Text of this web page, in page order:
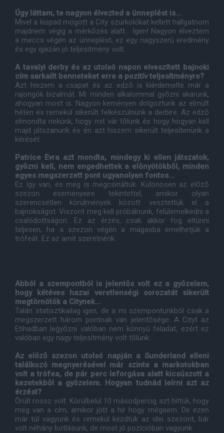
Úgy láttam, te nagyon élvezted a ünneplést is...
Mivel a kispad mögött a City szurkolókat kellett hallgatnom
majdnem végig a mérkõzés alatt... Igen! Nagyon élveztem
a meccs végén az ünneplést, ez egy nagyszerû eredmény
és egy igazán jó teljesítmény volt.
A tavalyi derby és az utolsó napon elveszített bajnoki
cím sarkallt benneteket erre a pozitív teljesítményre?
Azt hiszem a csapat és az edzõ is kiérdemelte már a
rajongók bizalmát. Mi minden alkalommal gyõzni akarunk,
ahogyan most is. Nagyon keményen dolgoztunk az elmúlt
héten és remekül sikerült felkészülnünk a derbire. Az edzõ
elmondta nekünk, hogy mit vár tõlünk és hogy hogyan kell
majd játszanunk és én azt hiszem sikerült teljesítenünk a
kérését.
Patrice Evra azt mondta, mindegy ki ellen játszatok,
gyõzni kell, nem engedhettek a elõnyötökbõl, minden
egyes megszerzett pont ugyanolyan fontos...
Ez így van, és meg is megcsináltuk. Különösen az elõzõ
szezon eseményeire tekintettel, amikor olyan
szerencsétlen körülmények között vesztettük el a
bajnokságot. Viszont meg kell próbálnunk, felülemelkedni a
csalódottságon. Ez az érzés, csak akkor fog eltûnni
teljesen, ha a szezon végén a magasba emelhetjük a
trófeát. Ez az amit szeretnénk.
Abból a szempontból is jelentõs volt ez a gyõzelem,
hogy kétéves hazai veretlenségi sorozatát sikerült
megtörnötök a Citynek...
Talán statisztikailag igen, de a mi szempontunkból csak a
megszerzett három pontnak van jelentõsége. A Cityt az
Etihadban legyõzni valóban nem könnyû feladat, ezért ez
valóban egy nagy teljesítmény volt tõlünk.
Az elõzõ szezon utolsó napján a Sunderland elleni
találkozó megnyerésével már szinte a markotokban
volt a trófea, de pár perc leforgása alatt kicsúszott a
kezetekbõl a gyõzelem. Hogyan tudnád leírni azt az
érzést?
Õrült rossz volt. Körülbelül 10 másodpercig azt hittük, hogy
meg van a cím, amikor jött a hír hogy mégsem. De ezen
már túl vagyunk és remekül kezdtük az idei szezont, bár
volt néhány botlásunk, de most jó pozícióban vagyunk.